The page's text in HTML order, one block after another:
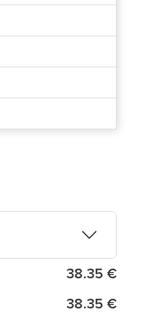
38.35 €
38.35 €